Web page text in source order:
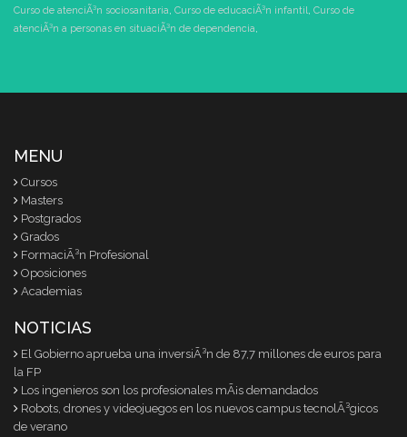
Curso de atenciÃ³n sociosanitaria, Curso de educaciÃ³n infantil, Curso de
atenciÃ³n a personas en situaciÃ³n de dependencia,
MENU
Cursos
Masters
Postgrados
Grados
FormaciÃ³n Profesional
Oposiciones
Academias
NOTICIAS
El Gobierno aprueba una inversiÃ³n de 87,7 millones de euros para
la FP
Los ingenieros son los profesionales mÃ¡s demandados
Robots, drones y videojuegos en los nuevos campus tecnolÃ³gicos
de verano